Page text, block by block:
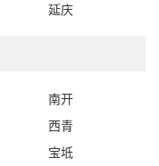
延庆
南开
西青
宝坻